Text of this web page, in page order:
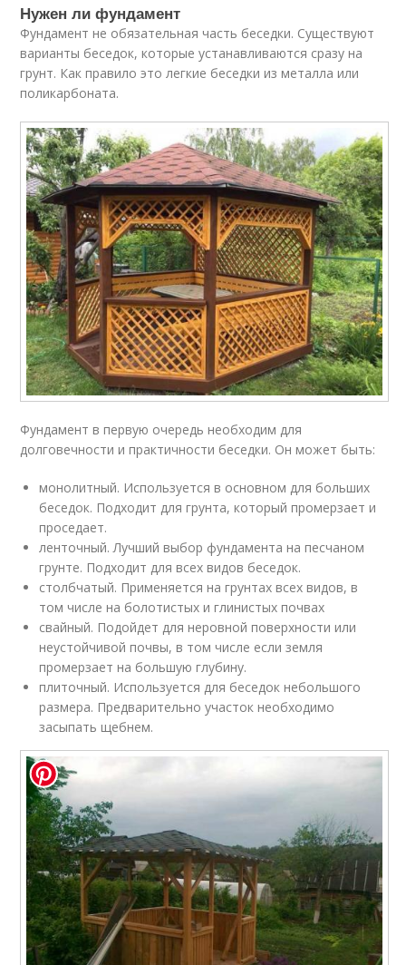
Нужен ли фундамент
Фундамент не обязательная часть беседки. Существуют
варианты беседок, которые устанавливаются сразу на
грунт. Как правило это легкие беседки из металла или
поликарбоната.
Фундамент в первую очередь необходим для
долговечности и практичности беседки. Он может быть:
монолитный. Используется в основном для больших
беседок. Подходит для грунта, который промерзает и
проседает.
ленточный. Лучший выбор фундамента на песчаном
грунте. Подходит для всех видов беседок.
столбчатый. Применяется на грунтах всех видов, в
том числе на болотистых и глинистых почвах
свайный. Подойдет для неровной поверхности или
неустойчивой почвы, в том числе если земля
промерзает на большую глубину.
плиточный. Используется для беседок небольшого
размера. Предварительно участок необходимо
засыпать щебнем.